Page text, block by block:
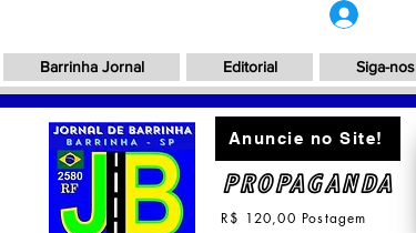
Barrinha Jornal Editorial Siga-nos
Anuncie no Site!
PROPAGANDA
R$ 120,00 Postagem